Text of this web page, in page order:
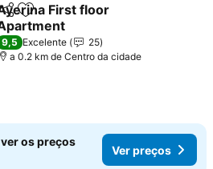
Adicionar aos favoritos
First floor
9,5 Excelente
25
a 0.2 km de Centro da cidade
os preços
Ver preços